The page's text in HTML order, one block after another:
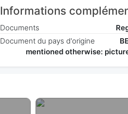
Informations
Documents
Document du pays d'origine
mentioned otherwise: